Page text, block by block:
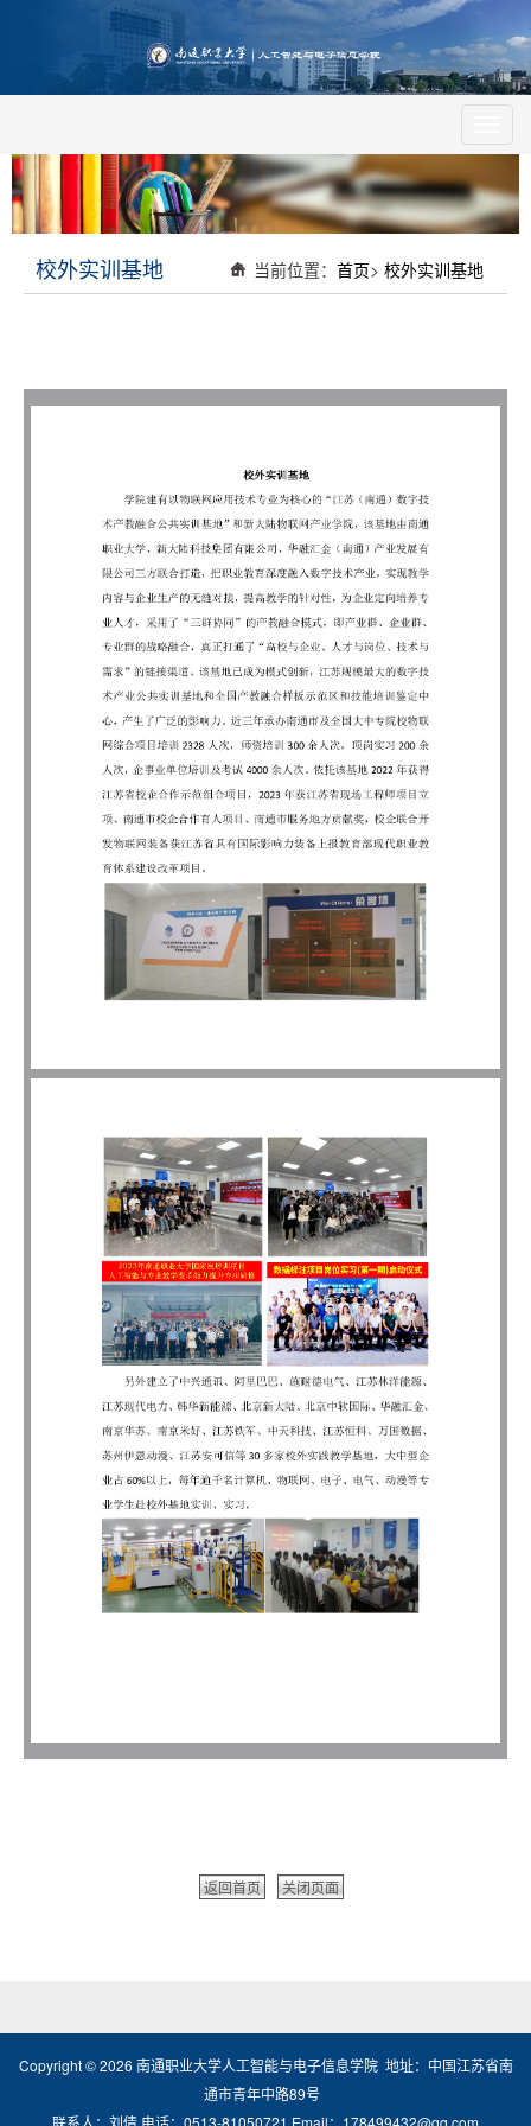
校外实训基地 当前位置： 首页> 校外实训基地
返回首页 关闭页面
Copyright ©2026 南通职业大学人工智能与电子信息学院 地址：中国江苏省南
通市青年中路89号